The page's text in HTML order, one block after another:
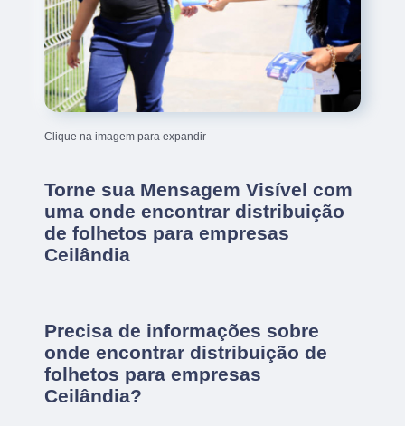
Clique na imagem para expandir
Torne sua Mensagem Visível com
uma onde encontrar distribuição
de folhetos para empresas
Ceilândia
Precisa de informações sobre
onde encontrar distribuição de
folhetos para empresas
Ceilândia?